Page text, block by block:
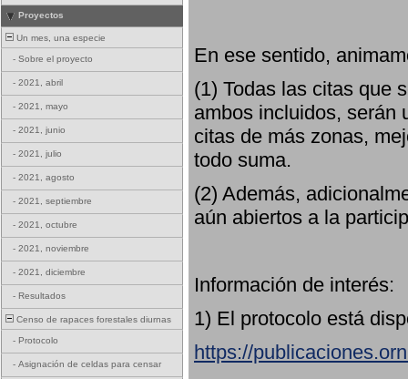
Proyectos
Un mes, una especie
- Sobre el proyecto
- 2021, abril
- 2021, mayo
- 2021, junio
- 2021, julio
- 2021, agosto
- 2021, septiembre
- 2021, octubre
- 2021, noviembre
- 2021, diciembre
- Resultados
Censo de rapaces forestales diurnas
- Protocolo
- Asignación de celdas para censar
En ese sentido,
(1) Todas las citas que
ambos incluidos, serán
citas de más zonas,
todo suma.
(2) Además,
aún abiertos a la
Información de interés:
1) El protocolo está
https://